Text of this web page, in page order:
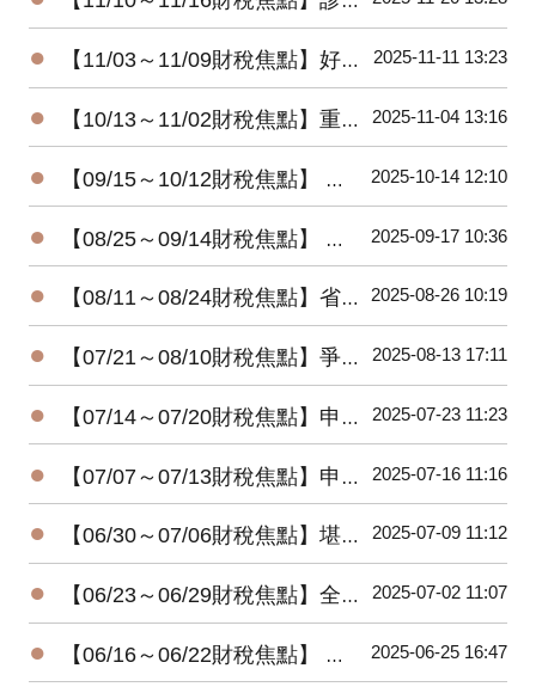
● 【11/03～11/09財稅焦點】好野人收入，股利占四成 2025-11-11 13:23
● 【10/13～11/02財稅焦點】重購退稅，注意五年限制 2025-11-04 13:16
● 【09/15～10/12財稅焦點】 想賺檢舉獎金 五情況無用 2025-10-14 12:10
● 【08/25～09/14財稅焦點】 發票中獎 想領獎有條件 2025-09-17 10:36
● 【08/11～08/24財稅焦點】省稅大放送!! 明年三種家庭型態免繳稅 2025-08-26 10:19
● 【07/21～08/10財稅焦點】爭錢爭權 三重地產王死後多年未入葬 2025-08-13 17:11
● 【07/14～07/20財稅焦點】申報遺產稅，別忘了股東往來 2025-07-23 11:23
● 【07/07～07/13財稅焦點】申請重購退稅遷戶籍需在兩年內完成 2025-07-16 11:16
● 【06/30～07/06財稅焦點】堪稱人生勝利組! 兩戶千萬大戶去年不用繳稅 2025-07-09 11:12
● 【06/23～06/29財稅焦點】全台高達992億祖產等待子孫繼承!! 2025-07-02 11:07
● 【06/16～06/22財稅焦點】 倒數12天! 全台已83.5％完成所得稅申報 2025-06-25 16:47